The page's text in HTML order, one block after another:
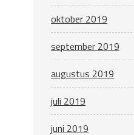
oktober 2019
september 2019
augustus 2019
juli 2019
juni 2019